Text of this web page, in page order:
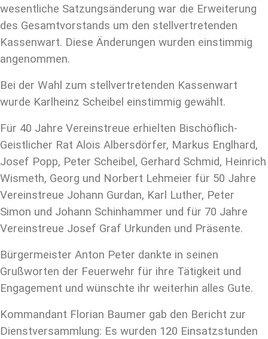
wesentliche Satzungsänderung war die Erweiterung
des Gesamtvorstands um den stellvertretenden
Kassenwart. Diese Änderungen wurden einstimmig
angenommen.
Bei der Wahl zum stellvertretenden Kassenwart
wurde Karlheinz Scheibel einstimmig gewählt.
Für 40 Jahre Vereinstreue erhielten Bischöflich-
Geistlicher Rat Alois Albersdörfer, Markus Englhard,
Josef Popp, Peter Scheibel, Gerhard Schmid, Heinrich
Wismeth, Georg und Norbert Lehmeier für 50 Jahre
Vereinstreue Johann Gurdan, Karl Luther, Peter
Simon und Johann Schinhammer und für 70 Jahre
Vereinstreue Josef Graf Urkunden und Präsente.
Bürgermeister Anton Peter dankte in seinen
Grußworten der Feuerwehr für ihre Tätigkeit und
Engagement und wünschte ihr weiterhin alles Gute.
Kommandant Florian Baumer gab den Bericht zur
Dienstversammlung: Es wurden 120 Einsatzstunden